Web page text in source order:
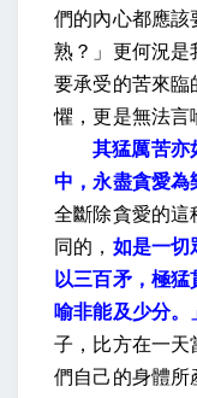
們的內心都應該
熟？」更何況是
要承受的苦來臨
懼，更是無法言
其猛厲苦亦
中，永盡貪愛為
全斷除貪愛的這
同的， 如是一切
以三百矛，極
喻非能及少分。
子，比方在一天
們自己的身體所